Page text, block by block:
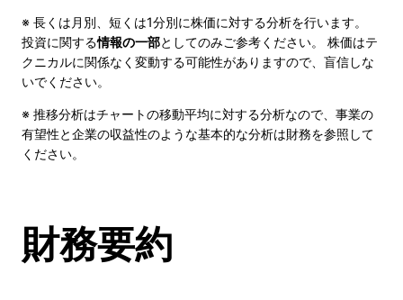
※ 長くは月別、短くは1分別に株価に対する分析を行います。
投資に関する情報の一部としてのみご参考ください。 株価はテ
クニカルに関係なく変動する可能性がありますので、盲信しな
いでください。
※ 推移分析はチャートの移動平均に対する分析なので、事業の
有望性と企業の収益性のような基本的な分析は財務を参照して
ください。
財務要約